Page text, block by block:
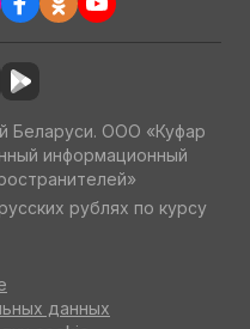
Беларуси. ООО «Куфар
информационный
рублях по курсу
данных